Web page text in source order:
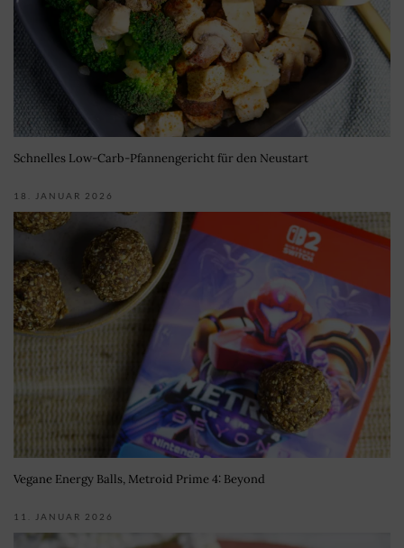
Schnelles Low-Carb-Pfannengericht für den Neustart
18. JANUAR 2026
Vegane Energy Balls, Metroid Prime 4: Beyond
11. JANUAR 2026